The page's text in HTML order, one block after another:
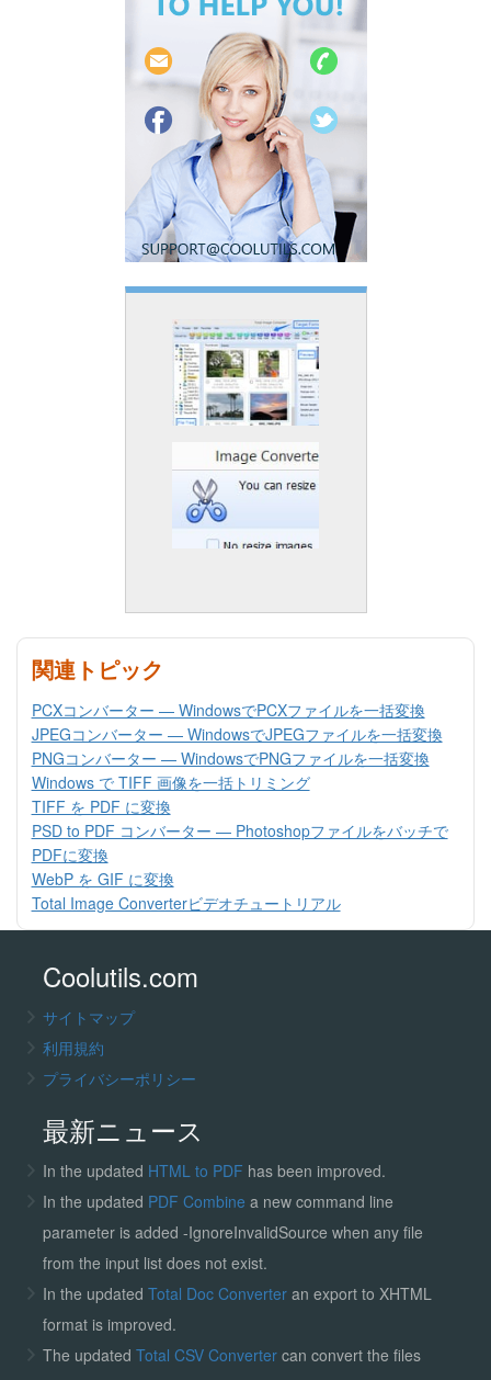
関連トピック
PCXコンバーター — WindowsでPCXファイルを一括変換
JPEGコンバーター — WindowsでJPEGファイルを一括変換
PNGコンバーター — WindowsでPNGファイルを一括変換
Windows で TIFF 画像を一括トリミング
TIFF を PDF に変換
PSD to PDF コンバーター — Photoshopファイルをバッチで
PDFに変換
WebP を GIF に変換
Total Image Converterビデオチュートリアル
Coolutils.com
サイトマップ
利用規約
プライバシーポリシー
最新ニュース
In the updated HTML to PDF has been improved.
In the updated PDF Combine a new command line
parameter is added -IgnoreInvalidSource when any file
from the input list does not exist.
In the updated Total Doc Converter an export to XHTML
format is improved.
The updated Total CSV Convertercan convert the files